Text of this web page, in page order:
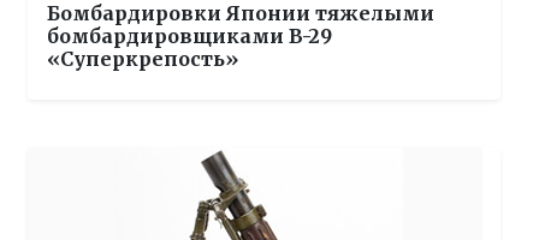
Бомбардировки Японии тяжелыми
бомбардировщиками B-29
«Суперкрепость»